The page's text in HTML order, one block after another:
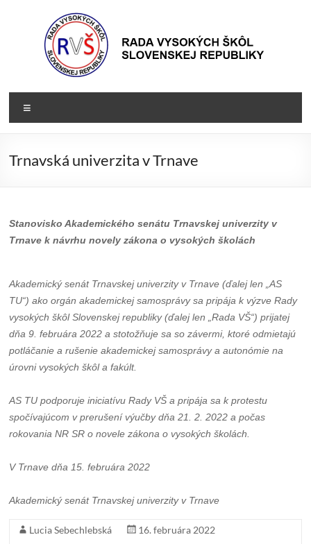
Rada
VŠ
Rada
vysokých
republiky
Trnavská univerzita v Trnave
Stanovisko Akademického senátu Trnavskej univerzity v
Trnave k návrhu novely zákona o vysokých školách
Akademický senát Trnavskej univerzity v Trnave (ďalej len „AS
TU“) ako orgán akademickej samosprávy sa pripája k výzve Rady
vysokých škôl Slovenskej republiky (ďalej len „Rada VŠ“) prijatej
dňa 9. februára 2022 a stotožňuje sa so závermi, ktoré odmietajú
potláčanie a rušenie akademickej samosprávy a autonómie na
úrovni vysokých škôl a fakúlt.
AS TU podporuje iniciatívu Rady VŠ a pripája sa k protestu
spočívajúcom v prerušení výučby dňa 21. 2. 2022 a počas
rokovania NR SR o novele zákona o vysokých školách.
V Trnave dňa 15. februára 2022
Akademický senát Trnavskej univerzity v Trnave
Lucia Sebechlebská
16. februára 2022